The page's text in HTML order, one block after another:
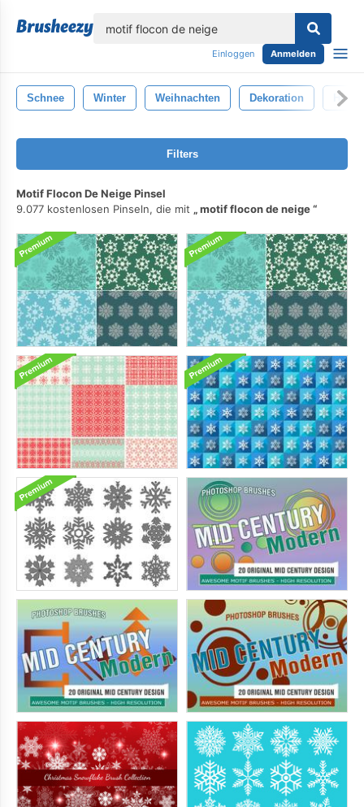
Einloggen Anmelden
Schnee Winter Weihnachten Dekoration
Filters
Motif Flocon De Neige Pinsel
9.077 kostenlosen Pinseln, die mit
motif flocon de neige